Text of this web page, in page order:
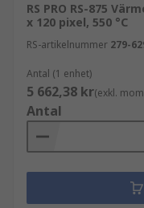
RS PRO RS-875
x 120 pixel, 550 °C
RS-artikelnummer 279-
Antal (1 enhet)
5 662,38 kr(exkl.
Antal